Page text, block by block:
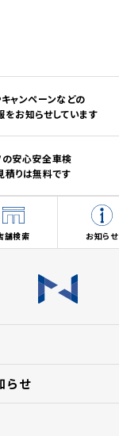
ャンペーンなどの
お知らせしています
の安心安全車検
積りは無料です
舗検索 お知らせ
らせ